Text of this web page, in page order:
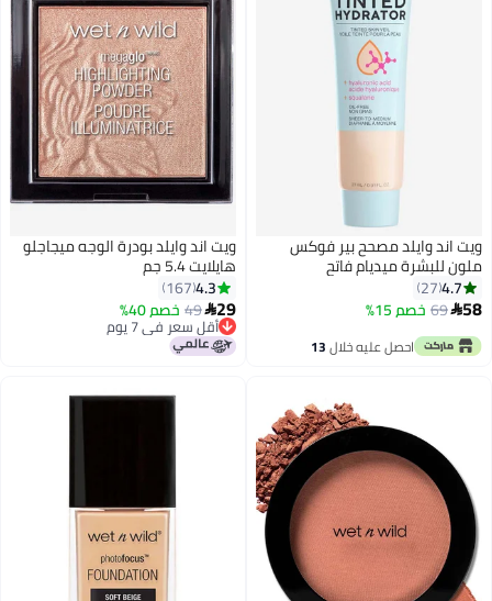
4
ويت اند وايلد مصحح بير فوكس
ملون للبشرة ميديام فاتح
4.7
27
58
69 خصم 15%
احصل عليه خلال13
2
ويت اند وايلد بودرة الوجه ميجاجلو
هايلايت 5.4 جم
4.3
167
29
49 خصم 40%
أقل سعر في 7 يوم
أقل سعر في 7 يوم